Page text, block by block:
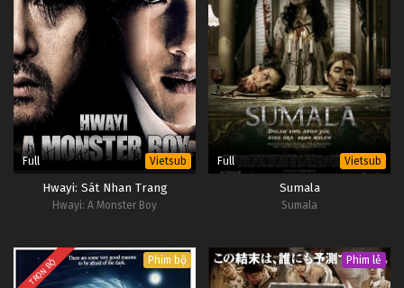
Full Vietsub
Hwayi: Sát Nhan Trang
Hwayi: A Monster Boy
Full Vietsub
Sumala
Sumala
TRỌN BỘ Phim bộ Phim lẻ